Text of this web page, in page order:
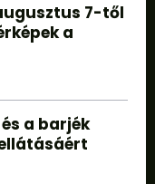
7-től
a
a barjék